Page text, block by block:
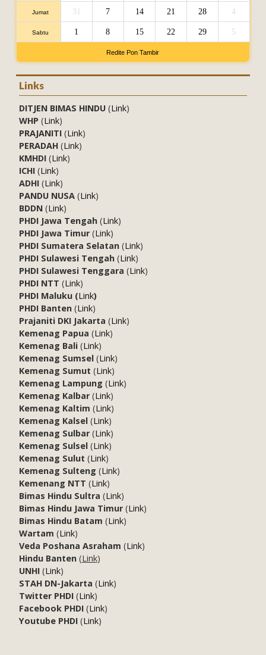
Jumat 31 7 14 21 28 4
Sabtu 1 8 15 22 29 5
Redite Pon Tambir
Links
DITJEN BIMAS HINDU (Link)
WHP (Link)
PRAJANITI (Link)
PERADAH (Link)
KMHDI(Link)
ICHI(Link)
ADHI(Link)
PANDU NUSA(Link)
BDDN (Link)
PHDI Jawa Tengah (Link)
PHDI Jawa Timur (Link)
PHDI Sumatera Selatan (Link)
PHDI Sulawesi Tengah (Link)
PHDI Sulawesi Tenggara (Link)
PHDI NTT (Link)
PHDI Maluku (Link)
PHDI Banten (Link)
Prajaniti DKI Jakarta (Link)
Kemenag Papua (Link)
Kemenag Bali (Link)
Kemenag Sumsel (Link)
Kemenag Sumut (Link)
Kemenag Lampung (Link)
Kemenag Kalbar (Link)
Kemenag Kaltim (Link)
Kemenag Kalsel (Link)
Kemenag Sulbar (Link)
Kemenag Sulsel (Link)
Kemenag Sulut (Link)
Kemenag Sulteng (Link)
Kemenang NTT (Link)
Bimas Hindu Sultra (Link)
Bimas Hindu Jawa Timur (Link)
Bimas Hindu Batam (Link)
Wartam (Link)
Veda Poshana Asraham (Link)
Hindu Banten(Link)
UNHI (Link)
STAH DN-Jakarta (Link)
Twitter PHDI (Link)
Facebook PHDI (Link)
Youtube PHDI (Link)